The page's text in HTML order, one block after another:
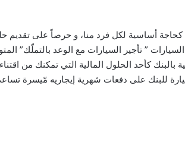
كحاجة أساسية لكل فرد منا، و حرصاً على تقديم
” تأجير السيارات مع الوعد بالتملّك”
بالبنك كأحد الحلول المالية التي تمكنك من
للبنك على دفعات شهرية إيجاريه مّيسرة